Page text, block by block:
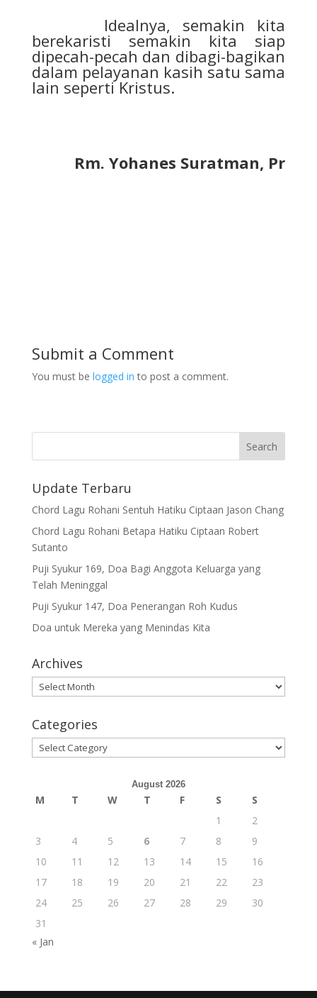
Idealnya, semakin kita
berekaristi semakin kita siap
dipecah-pecah dan dibagi-bagikan
dalam pelayanan kasih satu sama
lain seperti Kristus.
Rm. Yohanes Suratman, Pr
Submit a Comment
You must be logged in to post a comment.
Update Terbaru
Chord Lagu Rohani Sentuh Hatiku Ciptaan Jason Chang
Chord Lagu Rohani Betapa Hatiku Ciptaan Robert
Sutanto
Puji Syukur 169, Doa Bagi Anggota Keluarga yang
Telah Meninggal
Puji Syukur 147, Doa Penerangan Roh Kudus
Doa untuk Mereka yang Menindas Kita
Archives
Archives
Categories
Categories
August 2026
M T W T F S
S
1
2
3
4 5 6 7 8
9
10
11 12 13 14 15
16
17
18 19 20 21 22
23
24
25 26 27 28 29
30
31
« Jan